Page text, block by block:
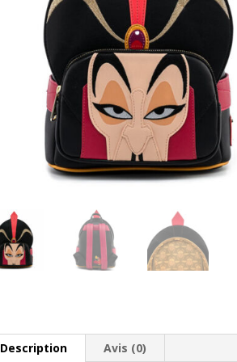
Description Avis (0)